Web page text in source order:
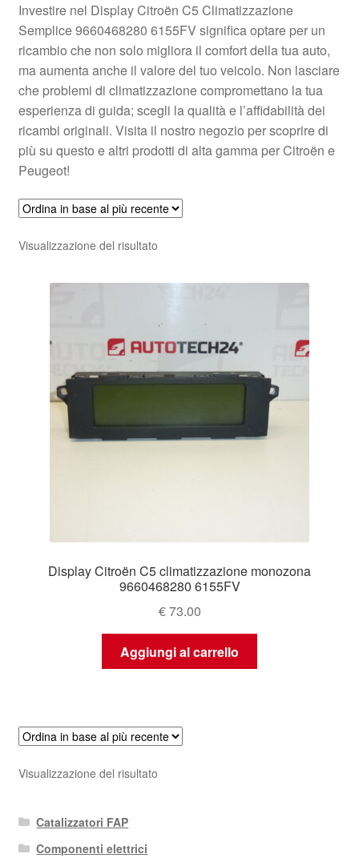
Investire nel Display Citroën C5 Climatizzazione
Semplice 9660468280 6155FV significa optare per un
ricambio che non solo migliora il comfort della tua auto,
ma aumenta anche il valore del tuo veicolo. Non lasciare
che problemi di climatizzazione compromettano la tua
esperienza di guida; scegli la qualità e l’affidabilità dei
ricambi originali. Visita il nostro negozio per scoprire di
più su questo e altri prodotti di alta gamma per Citroën e
Peugeot!
Visualizzazione del risultato
Display Citroën C5 climatizzazione monozona
9660468280 6155FV
€73.00
Aggiungi al carrello
Visualizzazione del risultato
Catalizzatori FAP
Componenti elettrici